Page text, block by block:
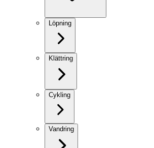
Löpning
Klättring
Cykling
Vandring